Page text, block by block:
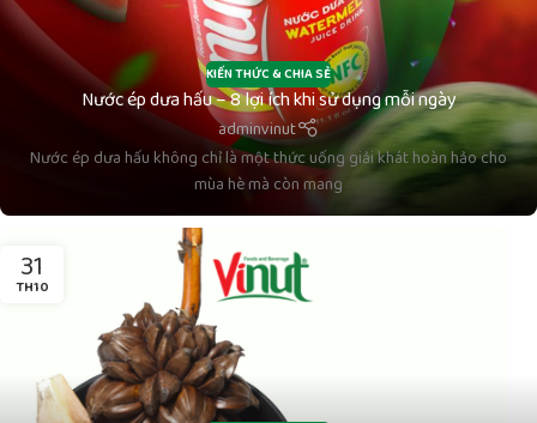
KIẾN THỨC & CHIA SẺ
Nước ép dưa hấu – 8 lợi ích khi sử dụng mỗi ngày
adminvinut
Nước ép dưa hấu không chỉ là một thức uống giải khát hoàn hảo cho
mùa hè mà còn mang
31
TH10